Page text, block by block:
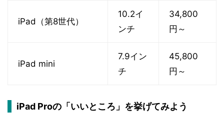
iPad（第8世代）
10.2イ
ンチ
34,800
円～
iPad mini
7.9イン
チ
45,800
円～
iPad Proの「いいところ」を挙げてみよう